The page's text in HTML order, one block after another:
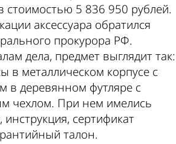
стоимостью 5 836 950 рублей.
аксессуара обратился
прокурора РФ.
дела, предмет выглядит так:
в металлическом корпусе с
в деревянном футляре с
чехлом. При нем имелись
сертификат
талон.